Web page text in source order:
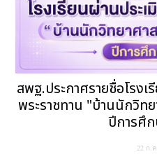
สพฐ.ประกาศรายชื่อโรง
พระราชทาน "บ้านนักวิท
ปีการศึ
22 ก.